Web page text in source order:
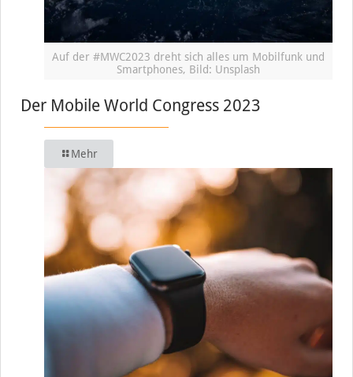
Auf der #MWC2023 dreht sich alles um Mobilfunk und
Smartphones, Bild: Unsplash
Der Mobile World Congress 2023
Mehr